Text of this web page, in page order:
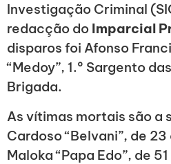
Investigação Criminal
redacção do Imparcial
disparos foi Afonso
“Medoy”, 1.º Sargento
Brigada.
As vítimas mortais são a
Cardoso “Belvani”, de
Maloka “Papa Edo”, de